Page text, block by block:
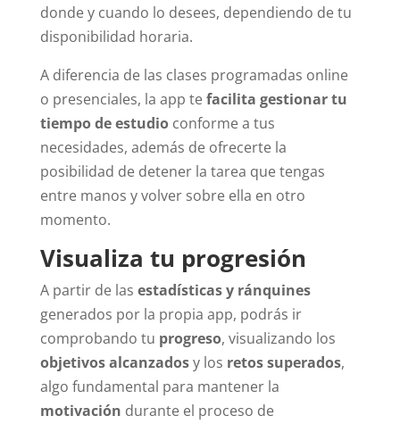
donde y cuando lo desees, dependiendo de tu
disponibilidad horaria.
A diferencia de las clases programadas online
o presenciales, la app tefacilita gestionar tu
tiempo de estudioconforme a tus
necesidades, además de ofrecerte la
posibilidad de detener la tarea que tengas
entre manos y volver sobre ella en otro
momento.
Visualiza tu progresión
A partir de las estadísticas y ránquines
generados por la propia app, podrás ir
comprobando tu progreso, visualizando los
objetivos alcanzadosy los retos superados,
algo fundamental para mantener la
motivación durante el proceso de